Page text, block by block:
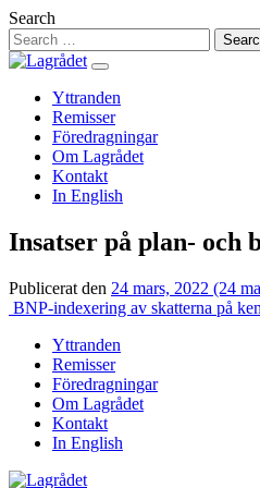
Hoppa
till
innehåll
Search
Yttranden
Remisser
Föredragningar
Om Lagrådet
Kontakt
In English
Insatser på plan- och
Publicerat den 24 mars, 2022 (24
Inläggsnavigering
BNP-indexering av skatterna på
Yttranden
Remisser
Föredragningar
Om Lagrådet
Kontakt
In English